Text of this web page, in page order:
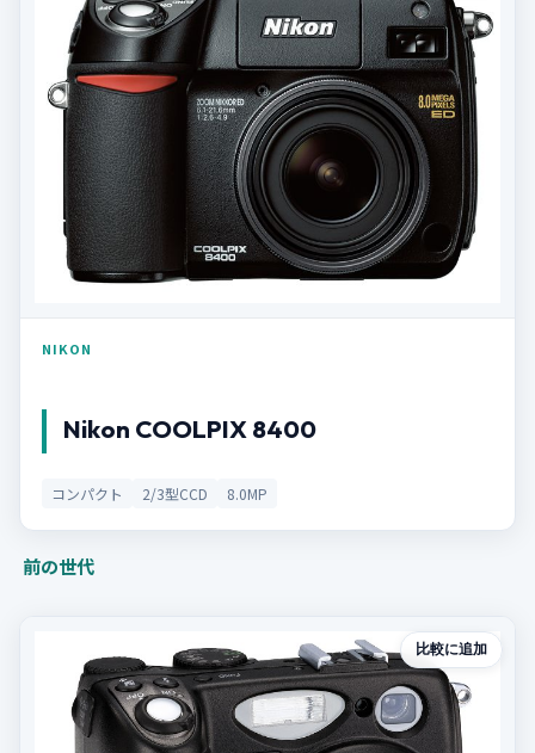
NIKON
Nikon COOLPIX 8400
コンパクト 2/3型CCD 8.0MP
前の世代
比較に追加